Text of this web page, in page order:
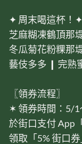
✦ 周末喝這杯！✦
芝麻糊凍鶴頂那
冬瓜菊花粉粿那
藝伎多多 ❙ 完熟
〖領券流程〗
✶ 領券時間：5/
於街口支付 App
領取「5% 街口券